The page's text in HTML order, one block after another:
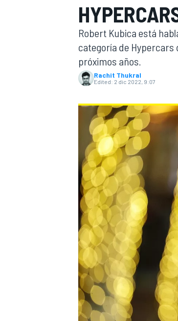
FÓRMULA E
NASCARINDYCARSPORTSCAR
MÁS
Robert Kubica está
categoría de Hypercars
próximos años.
Rachit Thukral
Edited: 2 dic 2022, 9:07